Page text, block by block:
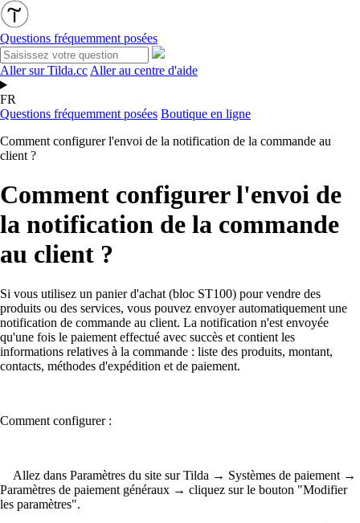
Questions fréquemment posées
Aller sur Tilda.cc Aller au centre d'aide
FR
Questions fréquemment posées Boutique en ligne
Comment configurer l'envoi de la notification de la commande au
client ?
Comment configurer l'envoi de
la notification de la commande
au client ?
Si vous utilisez un panier d'achat (bloc ST100) pour vendre des
produits ou des services, vous pouvez envoyer automatiquement une
notification de commande au client. La notification n'est envoyée
qu'une fois le paiement effectué avec succès et contient les
informations relatives à la commande : liste des produits, montant,
contacts, méthodes d'expédition et de paiement.
Comment configurer :
Allez dans Paramètres du site sur Tilda → Systèmes de paiement →
Paramètres de paiement généraux → cliquez sur le bouton "Modifier
les paramètres".